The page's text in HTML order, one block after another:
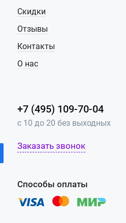
Скидки
Отзывы
Контакты
О нас
+7 (495) 109-70-04
с 10 до 20 без выходных
Заказать звонок
Способы оплаты